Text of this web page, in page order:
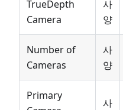
TrueDepth
Camera
사
양
Number of
Cameras
사
양
Primary
사